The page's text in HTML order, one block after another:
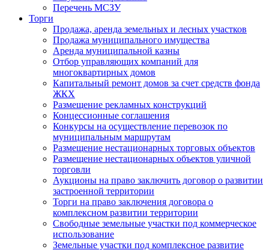
Перечень МСЗУ
Торги
Продажа, аренда земельных и лесных участков
Продажа муниципального имущества
Аренда муниципальной казны
Отбор управляющих компаний для
многоквартирных домов
Капитальный ремонт домов за счет средств фонда
ЖКХ
Размещение рекламных конструкций
Концессионные соглашения
Конкурсы на осуществление перевозок по
муниципальным маршрутам
Размещение нестационарных торговых объектов
Размещение нестационарных объектов уличной
торговли
Аукционы на право заключить договор о развитии
застроенной территории
Торги на право заключения договора о
комплексном развитии территории
Свободные земельные участки под коммерческое
использование
Земельные участки под комплексное развитие